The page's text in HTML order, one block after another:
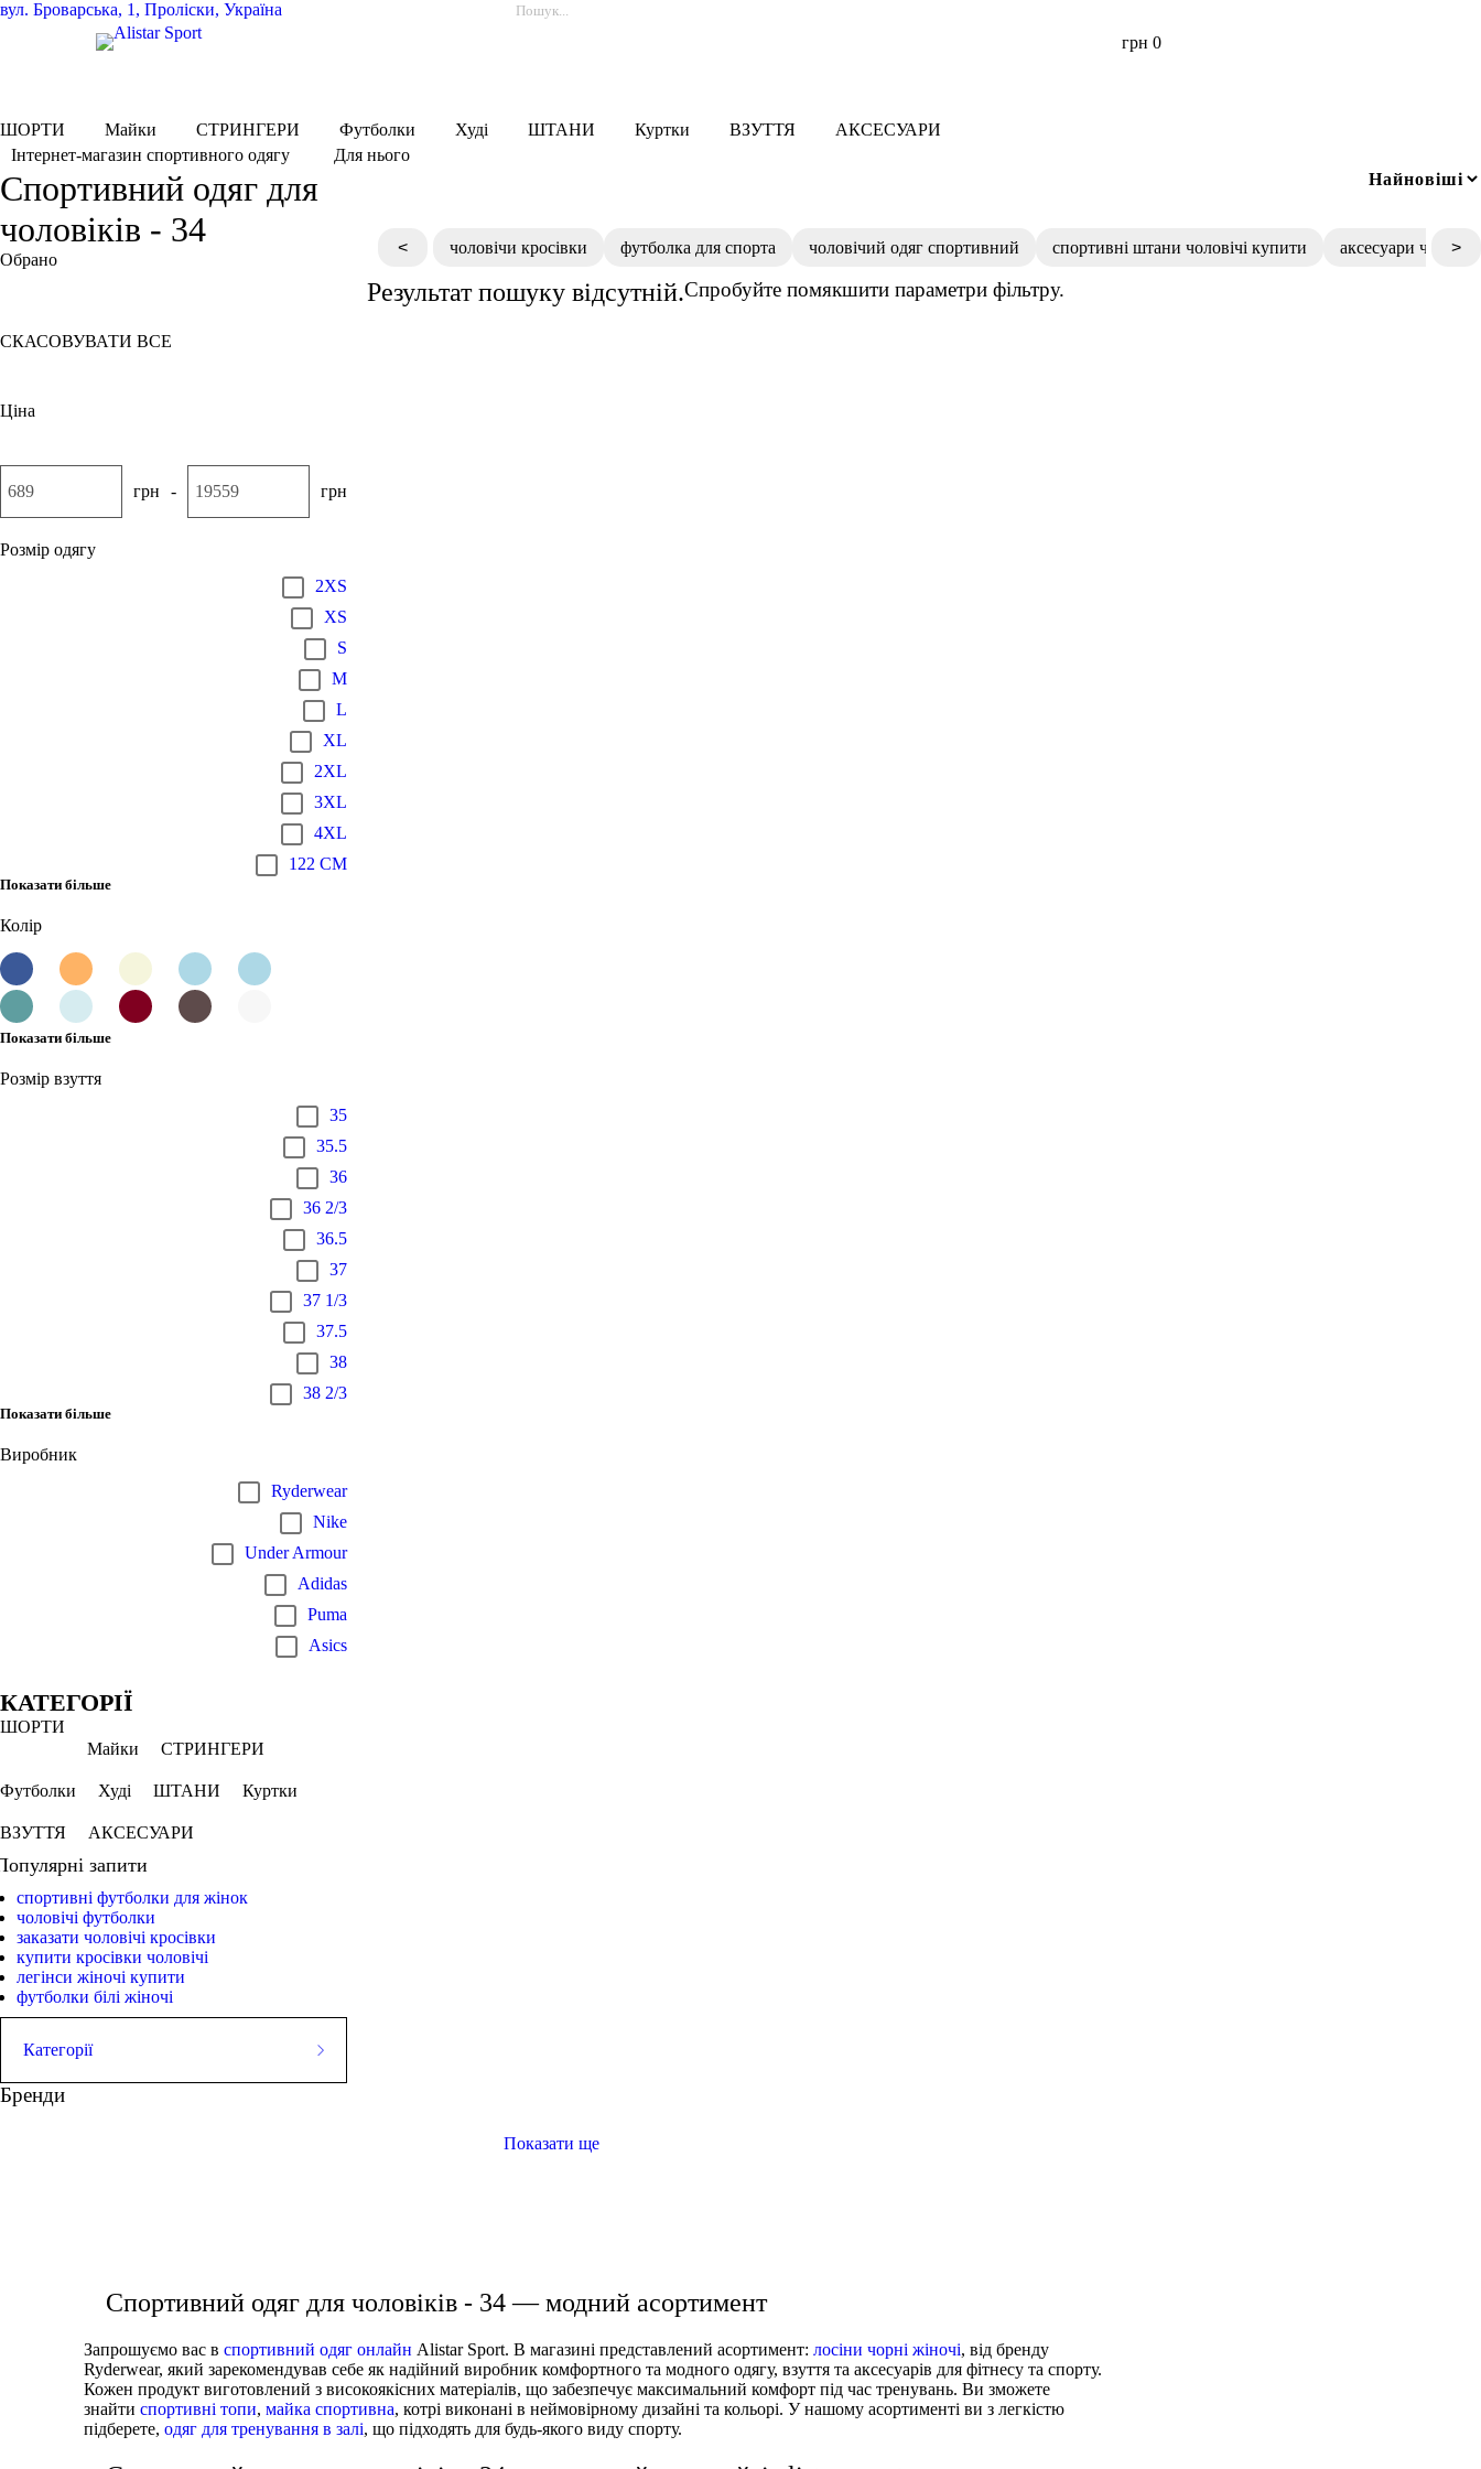
вул. Броварська, 1, Проліски, Україна
грн 0
ШОРТИ Майки СТРИНГЕРИ Футболки Худі ШТАНИ Куртки ВЗУТТЯ
АКСЕСУАРИ
Інтернет-магазин спортивного одягу
Для нього
Спортивний одяг для
чоловіків - 34
Обрано
СКАСОВУВАТИ ВСЕ
Ціна
грн - грн
Розмір одягу
2XS
XS
S
M
L
XL
2XL
3XL
4XL
122 CM
Показати більше
Колір
Показати більше
Розмір взуття
35
35.5
36
36 2/3
36.5
37
37 1/3
37.5
38
38 2/3
Показати більше
Виробник
Ryderwear
Nike
Under Armour
Adidas
Puma
Asics
КАТЕГОРІЇ
ШОРТИ
Майки
СТРИНГЕРИ
Футболки Худі ШТАНИ Куртки
ВЗУТТЯ АКСЕСУАРИ
запити
спортивні футболки для жінок
чоловічі футболки
заказати чоловічі кросівки
купити кросівки чоловічі
легінси жіночі купити
футболки білі жіночі
Категорії
ШОРТИ
< чоловічи кросівки футболка для спорта чоловічий одяг спортивний спортивні штани чоловічі купити аксесуари чоловічі
>
Результат пошуку відсутній.Спробуйте помякшити параметри фільтру.
Бренди
Показати ще
Спортивний одяг для чоловіків - 34 — модний асортимент
Запрошуємо вас вспортивний одяг онлайн Alistar Sport. В магазині представлений асортимент:лосіни чорні жіночі, від бренду
Ryderwear, який зарекомендував себе як надійний виробник комфортного та модного одягу, взуття та аксесуарів для фітнесу та спорту.
Кожен продукт виготовлений з високоякісних матеріалів, що забезпечує максимальний комфорт під час тренувань. Ви зможете
знайтиспортивні топи,майка спортивна, котрі виконані в неймовірному дизайні та кольорі. У нашому асортименті ви з легкістю
підберете,одяг для тренування в залі, що підходять для будь-якого виду спорту.